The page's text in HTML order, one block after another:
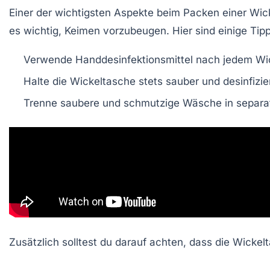
Einer der wichtigsten Aspekte beim Packen einer
es wichtig, Keimen vorzubeugen. Hier sind einige
Verwende Handdesinfektionsmittel nach jedem
Halte die Wickeltasche stets sauber und
Trenne saubere und schmutzige Wäsche in
Zusätzlich solltest du darauf achten, dass die